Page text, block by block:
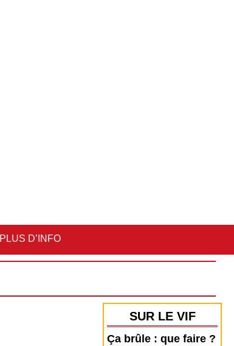
PLUS D’INFO
SUR LE VIF
Ça brûle : que faire ?